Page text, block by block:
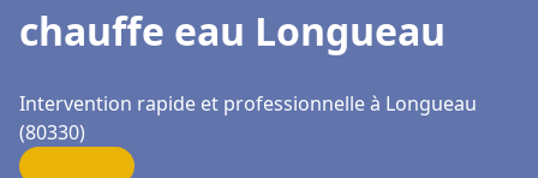
chauffe eau Longueau
Intervention rapide et professionnelle à Longueau
(80330)